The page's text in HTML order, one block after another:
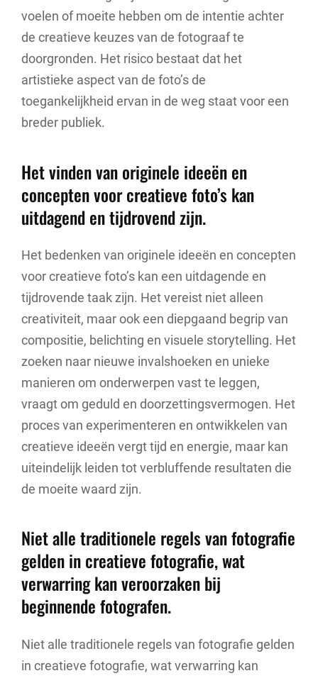
voelen of moeite hebben om de intentie achter
de creatieve keuzes van de fotograaf te
doorgronden. Het risico bestaat dat het
artistieke aspect van de foto’s de
toegankelijkheid ervan in de weg staat voor een
breder publiek.
Het vinden van originele ideeën en
concepten voor creatieve foto’s kan
uitdagend en tijdrovend zijn.
Het bedenken van originele ideeën en concepten
voor creatieve foto’s kan een uitdagende en
tijdrovende taak zijn. Het vereist niet alleen
creativiteit, maar ook een diepgaand begrip van
compositie, belichting en visuele storytelling. Het
zoeken naar nieuwe invalshoeken en unieke
manieren om onderwerpen vast te leggen,
vraagt om geduld en doorzettingsvermogen. Het
proces van experimenteren en ontwikkelen van
creatieve ideeën vergt tijd en energie, maar kan
uiteindelijk leiden tot verbluffende resultaten die
de moeite waard zijn.
Niet alle traditionele regels van fotografie
gelden in creatieve fotografie, wat
verwarring kan veroorzaken bij
beginnende fotografen.
Niet alle traditionele regels van fotografie gelden
in creatieve fotografie, wat verwarring kan